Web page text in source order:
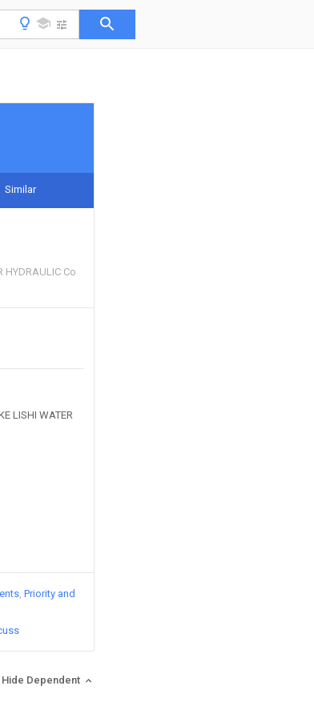
Similar
HYDRAULIC Co
LISHI WATER
Priority and
Hide Dependent